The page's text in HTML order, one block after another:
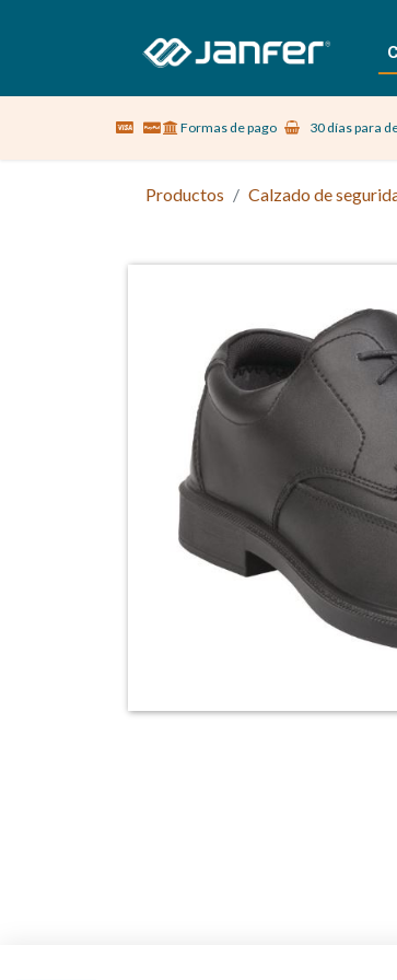
Sobre nosotros Vestuario Laboral
Formas de pago 30 días para
Productos Calzado de